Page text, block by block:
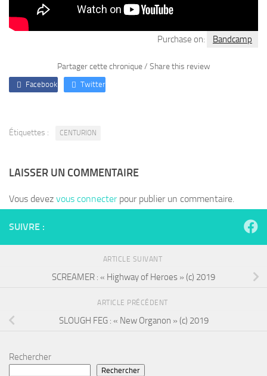
Purchase on: Bandcamp
Partager cette chronique / Share this review
Facebook Twitter
Étiquettes : CENTURION
LAISSER UN COMMENTAIRE
Vous devez vous connecterpour publier un commentaire.
SUIVRE :
ARTICLE SUIVANT
SCREAMER : « Highway of Heroes » (c) 2019
ARTICLE PRÉCÉDENT
SLOUGH FEG : « New Organon » (c) 2019
Rechercher
Rechercher